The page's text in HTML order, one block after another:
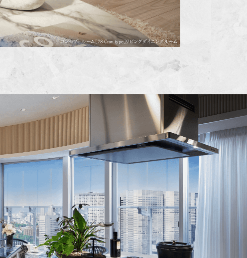
コンセプトルーム［78-Cnw type］リビングダイニングルーム